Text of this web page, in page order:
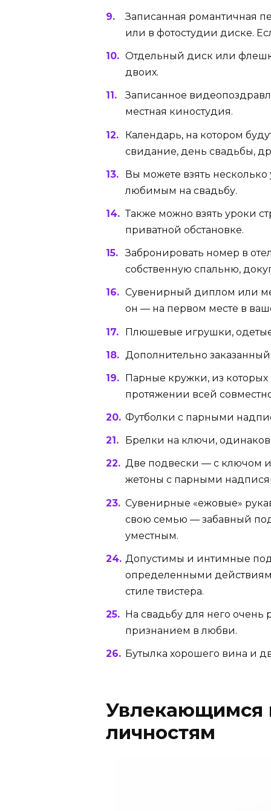
Записанная романтичная
или в фотостудии диске.
Отдельный диск или
двоих.
Записанное
местная киностудия.
Календарь, на котором
свидание, день свадьбы,
Вы можете взять
любимым на свадьбу.
Также можно взять уроки
приватной обстановке.
Забронировать номер в
собственную спальню,
Сувенирный диплом или
он — на первом месте в
Плюшевые игрушки,
Дополнительно
Парные кружки, из
протяжении всей
Футболки с парными
Брелки на ключи,
Две подвески — с ключом и
жетоны с парными
Сувенирные «ежовые»
свою семью — забавный
уместным.
Допустимы и интимные
определенными
стиле твистера.
На свадьбу для него очень
признанием в любви.
Бутылка хорошего вина и
Увлекающимся
личностям